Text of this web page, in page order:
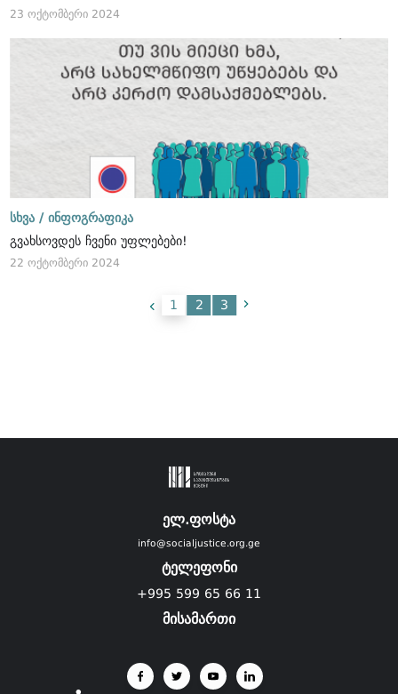
23 ოქტომბერი 2024
სხვა / ინფოგრაფიკა
გვახსოვდეს ჩვენი უფლებები!
22 ოქტომბერი 2024
1 2 3
ელ.ფოსტა
info@socialjustice.org.ge
ტელეფონი
+995 599 65 66 11
მისამართი